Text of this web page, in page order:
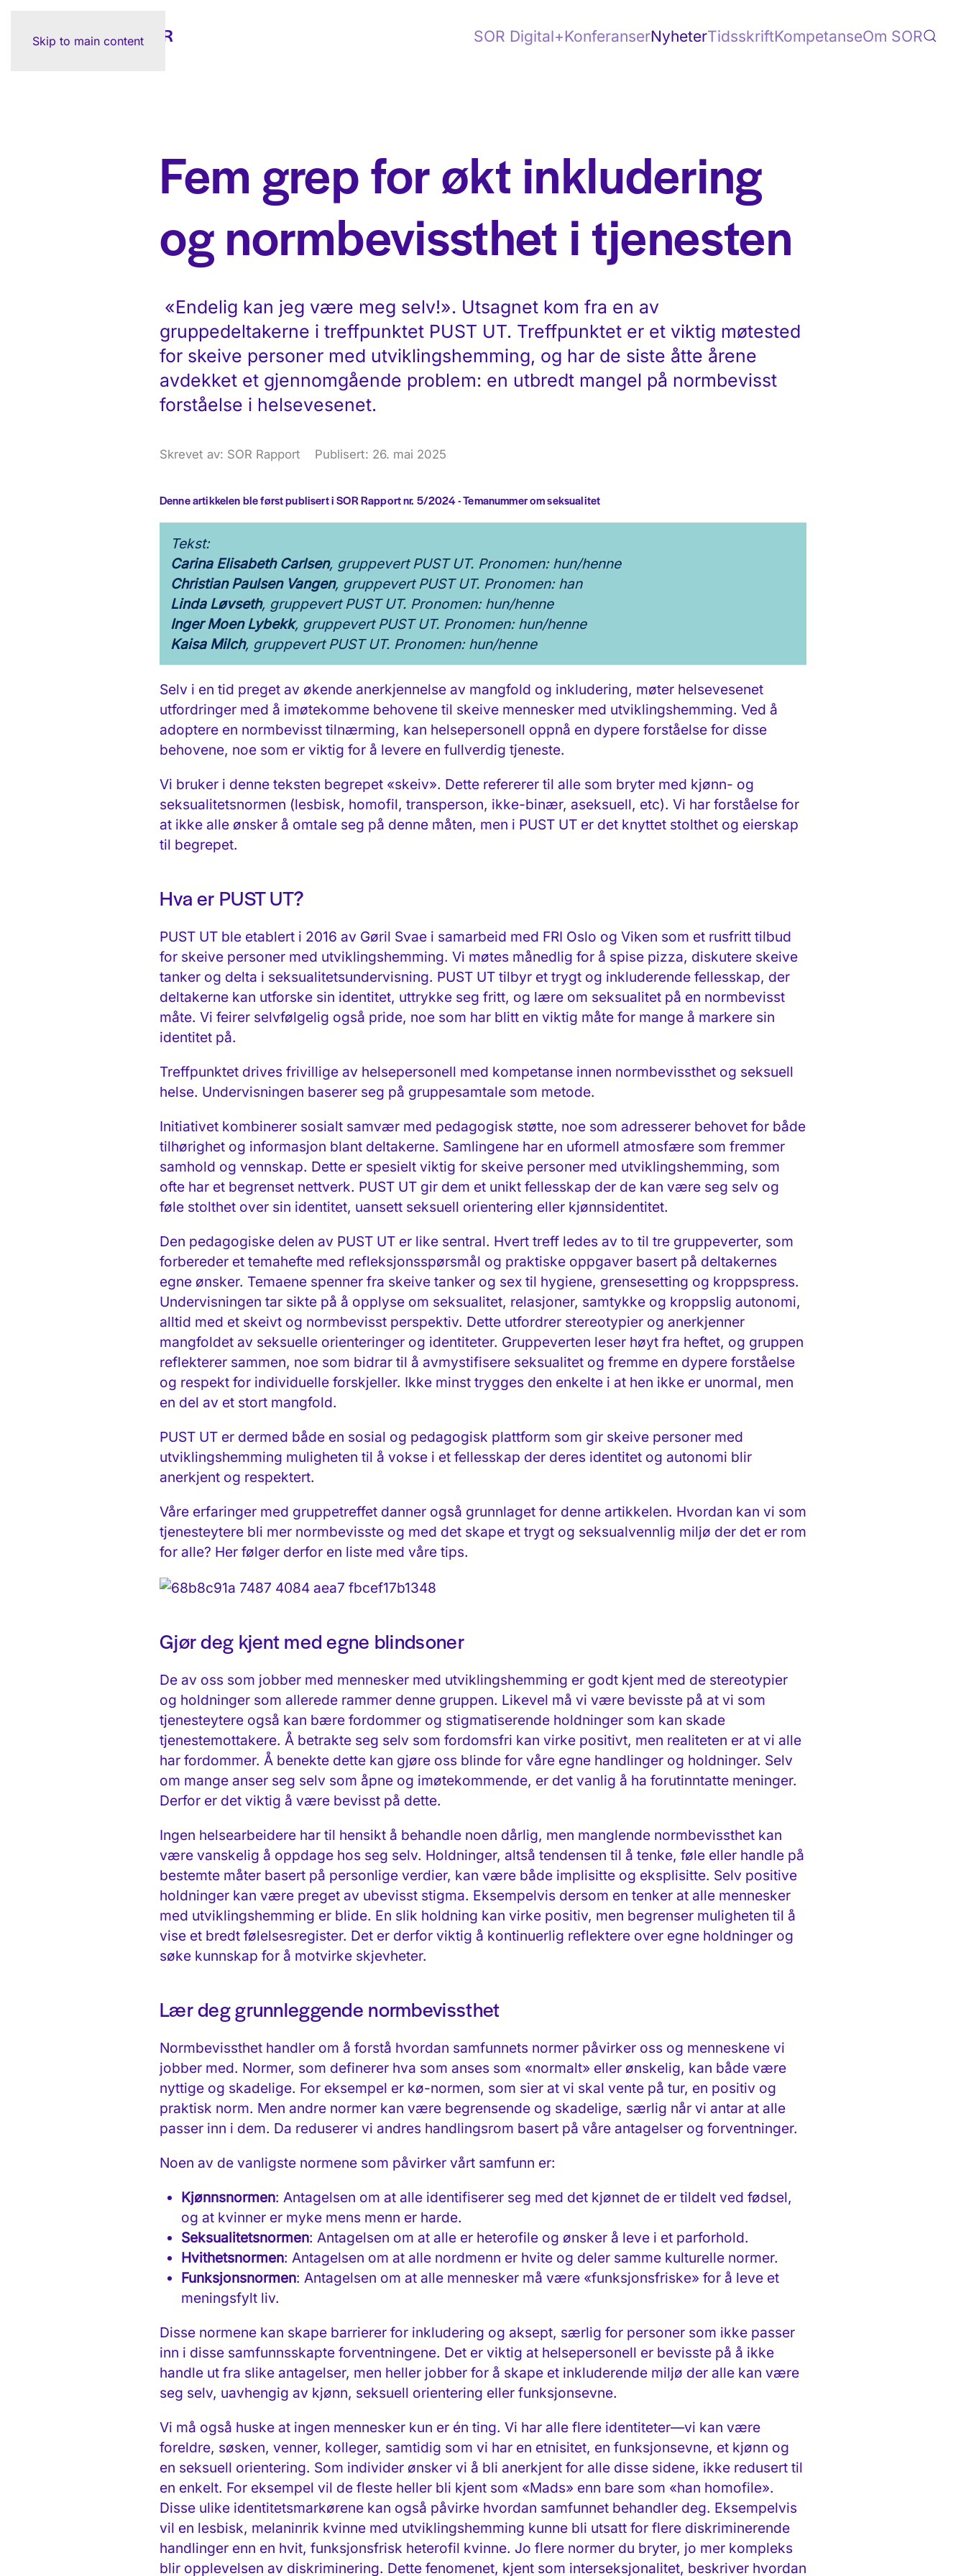
Skip to main content SOR Digital+KonferanserNyheterTidsskriftKompetanseOm SOR
Fem grep for økt inkludering
og normbevissthet i tjenesten
«Endelig kan jeg være meg selv!». Utsagnet kom fra en av
gruppedeltakerne i treffpunktet PUST UT. Treffpunktet er et viktig møtested
for skeive personer med utviklingshemming, og har de siste åtte årene
avdekket et gjennomgående problem: en utbredt mangel på normbevisst
forståelse i helsevesenet.
Skrevet av: SOR Rapport Publisert: 26. mai 2025
Denne artikkelen ble først publisert i SOR Rapport nr. 5/2024 - Temanummer om seksualitet
Tekst:
Carina Elisabeth Carlsen, gruppevert PUST UT. Pronomen: hun/henne
Christian Paulsen Vangen, gruppevert PUST UT. Pronomen: han
Linda Løvseth, gruppevert PUST UT. Pronomen: hun/henne
Inger Moen Lybekk, gruppevert PUST UT. Pronomen: hun/henne
Kaisa Milch, gruppevert PUST UT. Pronomen: hun/henne
Selv i en tid preget av økende anerkjennelse av mangfold og inkludering, møter helsevesenet
utfordringer med å imøtekomme behovene til skeive mennesker med utviklingshemming. Ved å
adoptere en normbevisst tilnærming, kan helsepersonell oppnå en dypere forståelse for disse
behovene, noe som er viktig for å levere en fullverdig tjeneste.
Vi bruker i denne teksten begrepet «skeiv». Dette refererer til alle som bryter med kjønn- og
seksualitetsnormen (lesbisk, homofil, transperson, ikke-binær, aseksuell, etc). Vi har forståelse for
at ikke alle ønsker å omtale seg på denne måten, men i PUST UT er det knyttet stolthet og eierskap
til begrepet.
Hva er PUST UT?
PUST UT ble etablert i 2016 av Gøril Svae i samarbeid med FRI Oslo og Viken som et rusfritt tilbud
for skeive personer med utviklingshemming. Vi møtes månedlig for å spise pizza, diskutere skeive
tanker og delta i seksualitetsundervisning. PUST UT tilbyr et trygt og inkluderende fellesskap, der
deltakerne kan utforske sin identitet, uttrykke seg fritt, og lære om seksualitet på en normbevisst
måte. Vi feirer selvfølgelig også pride, noe som har blitt en viktig måte for mange å markere sin
identitet på.
Treffpunktet drives frivillige av helsepersonell med kompetanse innen normbevissthet og seksuell
helse. Undervisningen baserer seg på gruppesamtale som metode.
Initiativet kombinerer sosialt samvær med pedagogisk støtte, noe som adresserer behovet for både
tilhørighet og informasjon blant deltakerne. Samlingene har en uformell atmosfære som fremmer
samhold og vennskap. Dette er spesielt viktig for skeive personer med utviklingshemming, som
ofte har et begrenset nettverk. PUST UT gir dem et unikt fellesskap der de kan være seg selv og
føle stolthet over sin identitet, uansett seksuell orientering eller kjønnsidentitet.
Den pedagogiske delen av PUST UT er like sentral. Hvert treff ledes av to til tre gruppeverter, som
forbereder et temahefte med refleksjonsspørsmål og praktiske oppgaver basert på deltakernes
egne ønsker. Temaene spenner fra skeive tanker og sex til hygiene, grensesetting og kroppspress.
Undervisningen tar sikte på å opplyse om seksualitet, relasjoner, samtykke og kroppslig autonomi,
alltid med et skeivt og normbevisst perspektiv. Dette utfordrer stereotypier og anerkjenner
mangfoldet av seksuelle orienteringer og identiteter. Gruppeverten leser høyt fra heftet, og gruppen
reflekterer sammen, noe som bidrar til å avmystifisere seksualitet og fremme en dypere forståelse
og respekt for individuelle forskjeller. Ikke minst trygges den enkelte i at hen ikke er unormal, men
en del av et stort mangfold.
PUST UT er dermed både en sosial og pedagogisk plattform som gir skeive personer med
utviklingshemming muligheten til å vokse i et fellesskap der deres identitet og autonomi blir
anerkjent og respektert.
Våre erfaringer med gruppetreffet danner også grunnlaget for denne artikkelen. Hvordan kan vi som
tjenesteytere bli mer normbevisste og med det skape et trygt og seksualvennlig miljø der det er rom
for alle? Her følger derfor en liste med våre tips.
Gjør deg kjent med egne blindsoner
De av oss som jobber med mennesker med utviklingshemming er godt kjent med de stereotypier
og holdninger som allerede rammer denne gruppen. Likevel må vi være bevisste på at vi som
tjenesteytere også kan bære fordommer og stigmatiserende holdninger som kan skade
tjenestemottakere. Å betrakte seg selv som fordomsfri kan virke positivt, men realiteten er at vi alle
har fordommer. Å benekte dette kan gjøre oss blinde for våre egne handlinger og holdninger. Selv
om mange anser seg selv som åpne og imøtekommende, er det vanlig å ha forutinntatte meninger.
Derfor er det viktig å være bevisst på dette.
Ingen helsearbeidere har til hensikt å behandle noen dårlig, men manglende normbevissthet kan
være vanskelig å oppdage hos seg selv. Holdninger, altså tendensen til å tenke, føle eller handle på
bestemte måter basert på personlige verdier, kan være både implisitte og eksplisitte. Selv positive
holdninger kan være preget av ubevisst stigma. Eksempelvis dersom en tenker at alle mennesker
med utviklingshemming er blide. En slik holdning kan virke positiv, men begrenser muligheten til å
vise et bredt følelsesregister. Det er derfor viktig å kontinuerlig reflektere over egne holdninger og
søke kunnskap for å motvirke skjevheter.
Lær deg grunnleggende normbevissthet
Normbevissthet handler om å forstå hvordan samfunnets normer påvirker oss og menneskene vi
jobber med. Normer, som definerer hva som anses som «normalt» eller ønskelig, kan både være
nyttige og skadelige. For eksempel er kø-normen, som sier at vi skal vente på tur, en positiv og
praktisk norm. Men andre normer kan være begrensende og skadelige, særlig når vi antar at alle
passer inn i dem. Da reduserer vi andres handlingsrom basert på våre antagelser og forventninger.
Noen av de vanligste normene som påvirker vårt samfunn er:
Kjønnsnormen: Antagelsen om at alle identifiserer seg med det kjønnet de er tildelt ved fødsel,
og at kvinner er myke mens menn er harde.
Seksualitetsnormen: Antagelsen om at alle er heterofile og ønsker å leve i et parforhold.
Hvithetsnormen: Antagelsen om at alle nordmenn er hvite og deler samme kulturelle normer.
Funksjonsnormen: Antagelsen om at alle mennesker må være «funksjonsfriske» for å leve et
meningsfylt liv.
Disse normene kan skape barrierer for inkludering og aksept, særlig for personer som ikke passer
inn i disse samfunnsskapte forventningene. Det er viktig at helsepersonell er bevisste på å ikke
handle ut fra slike antagelser, men heller jobber for å skape et inkluderende miljø der alle kan være
seg selv, uavhengig av kjønn, seksuell orientering eller funksjonsevne.
Vi må også huske at ingen mennesker kun er én ting. Vi har alle flere identiteter—vi kan være
foreldre, søsken, venner, kolleger, samtidig som vi har en etnisitet, en funksjonsevne, et kjønn og
en seksuell orientering. Som individer ønsker vi å bli anerkjent for alle disse sidene, ikke redusert til
en enkelt. For eksempel vil de fleste heller bli kjent som «Mads» enn bare som «han homofile».
Disse ulike identitetsmarkørene kan også påvirke hvordan samfunnet behandler deg. Eksempelvis
vil en lesbisk, melaninrik kvinne med utviklingshemming kunne bli utsatt for flere diskriminerende
handlinger enn en hvit, funksjonsfrisk heterofil kvinne. Jo flere normer du bryter, jo mer kompleks
blir opplevelsen av diskriminering. Dette fenomenet, kjent som interseksjonalitet, beskriver hvordan